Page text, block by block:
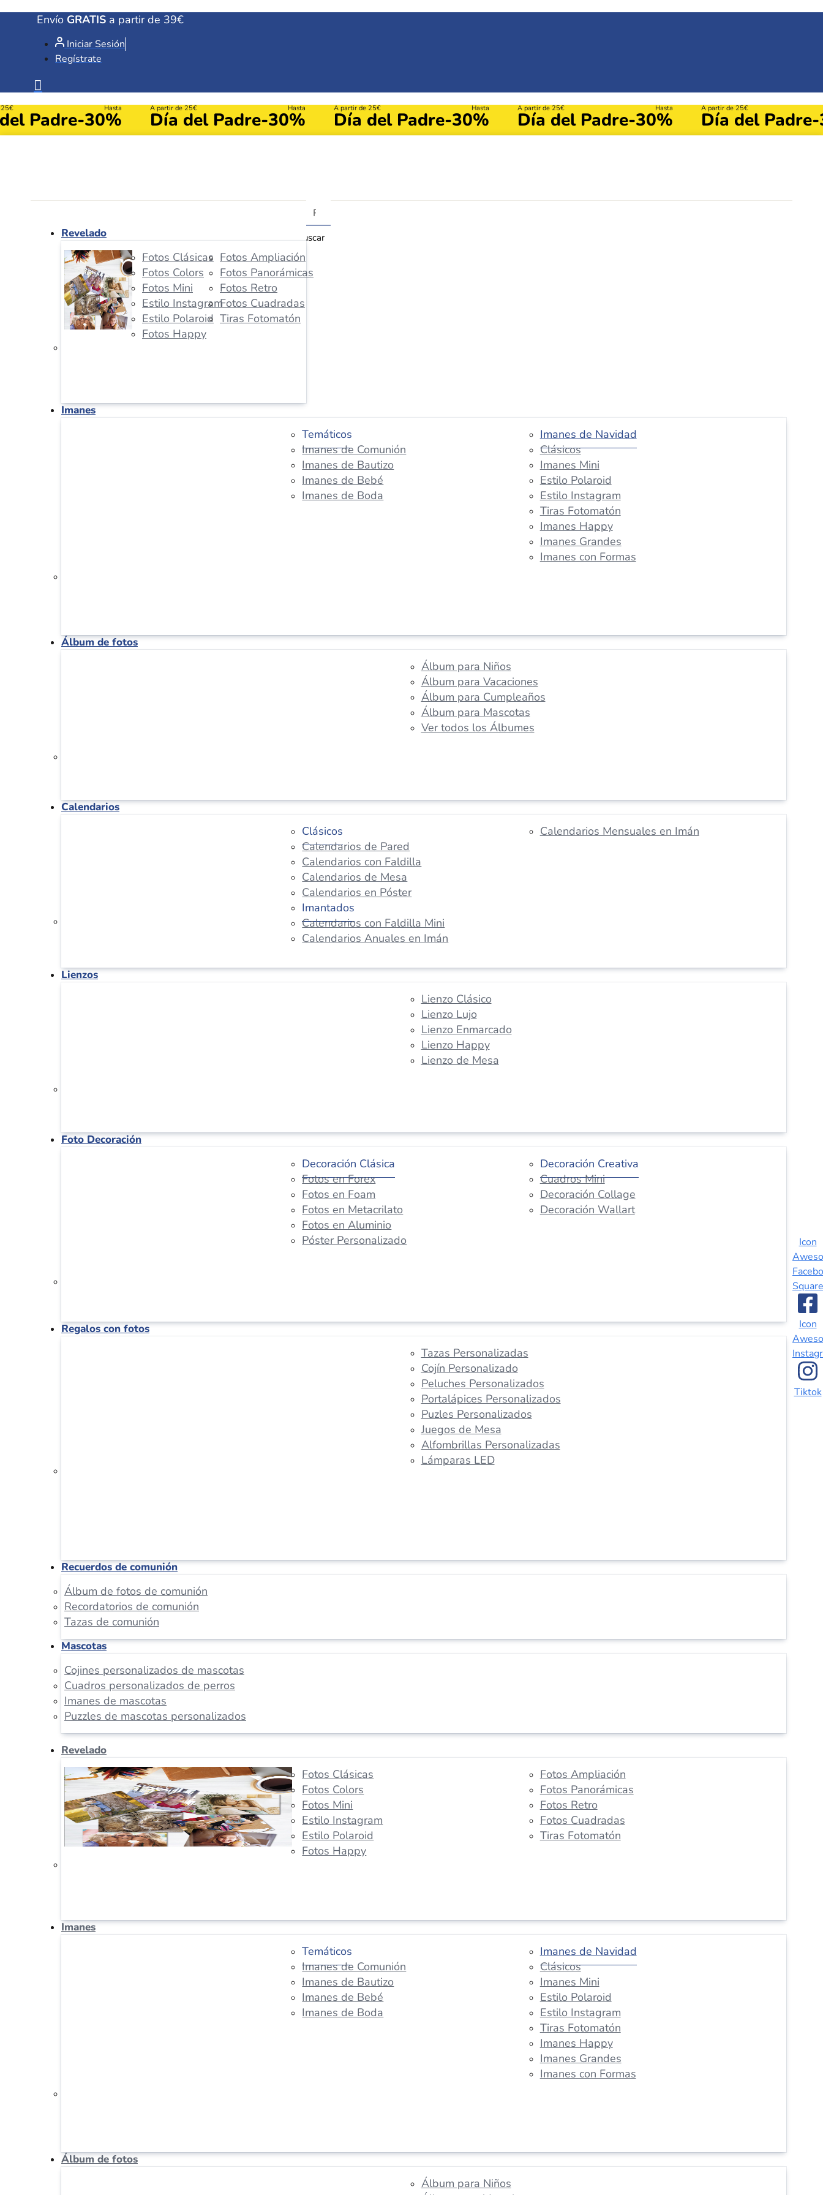
Envío GRATIS a partir de 39€
Iniciar Sesión
Regístrate
Padre
Hasta
-30%
A partir de 25€
Día del Padre
Hasta
-30%
A partir de 25€
Día del Padre
Hasta
-30%
A partir de 25€
Día del Padre
Hasta
-30%
A partir de 25€
Día del Padre
Buscar
Revelado
Fotos Clásicas
Fotos Colors
Fotos Mini
Estilo Instagram
Estilo Polaroid
Fotos Happy
Fotos Ampliación
Fotos Panorámicas
Fotos Retro
Fotos Cuadradas
Tiras Fotomatón
Imanes
Temáticos
Imanes de Comunión
Imanes de Bautizo
Imanes de Bebé
Imanes de Boda
Imanes de Navidad
Clásicos
Imanes Mini
Estilo Polaroid
Estilo Instagram
Tiras Fotomatón
Imanes Happy
Imanes Grandes
Imanes con Formas
Álbum de fotos
Álbum para Niños
Álbum para Vacaciones
Álbum para Cumpleaños
Álbum para Mascotas
Ver todos los Álbumes
Calendarios
Clásicos
Calendarios de Pared
Calendarios con Faldilla
Calendarios de Mesa
Calendarios en Póster
Imantados
Calendarios con Faldilla Mini
Calendarios Anuales en Imán
Calendarios Mensuales en Imán
Lienzos
Lienzo Clásico
Lienzo Lujo
Lienzo Enmarcado
Lienzo Happy
Lienzo de Mesa
Foto Decoración
Decoración Clásica
Fotos en Forex
Fotos en Foam
Fotos en Metacrilato
Fotos en Aluminio
Póster Personalizado
Decoración Creativa
Cuadros Mini
Decoración Collage
Decoración Wallart
Regalos con fotos
Tazas Personalizadas
Cojín Personalizado
Peluches Personalizados
Portalápices Personalizados
Puzles Personalizados
Juegos de Mesa
Alfombrillas Personalizadas
Lámparas LED
Recuerdos de comunión
Álbum de fotos de comunión
Recordatorios de comunión
Tazas de comunión
Mascotas
Cojines personalizados de mascotas
Cuadros personalizados de perros
Imanes de mascotas
Puzzles de mascotas personalizados
Revelado
Fotos Clásicas
Fotos Colors
Fotos Mini
Estilo Instagram
Estilo Polaroid
Fotos Happy
Fotos Ampliación
Fotos Panorámicas
Fotos Retro
Fotos Cuadradas
Tiras Fotomatón
Imanes
Temáticos
Imanes de Comunión
Imanes de Bautizo
Imanes de Bebé
Imanes de Boda
Imanes de Navidad
Clásicos
Imanes Mini
Estilo Polaroid
Estilo Instagram
Tiras Fotomatón
Imanes Happy
Imanes Grandes
Imanes con Formas
Álbum de fotos
Álbum para Niños
Icon
Square
Icon
Tiktok